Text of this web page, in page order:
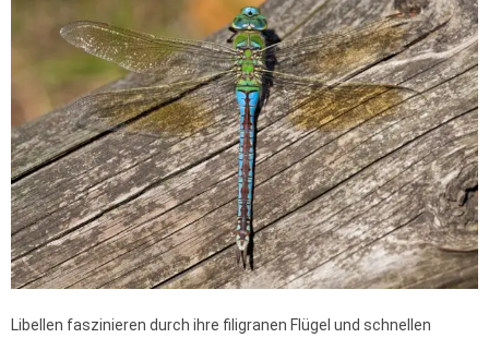
Libellen faszinieren durch ihre filigranen Flügel und schnellen